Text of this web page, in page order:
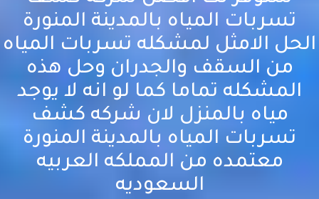
تسربات المياه بالمدينة المنورة
الحل الامثل لمشكله تسربات المياه
من السقف والجدران وحل هذه
المشكله تماما كما لو انه لا يوجد
مياه بالمنزل لان شركه كشف
تسربات المياه بالمدينة المنورة
معتمده من المملكه العربيه
السعوديه